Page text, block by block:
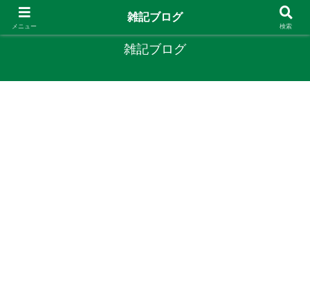
やりたいことがあるなら やってみたら？
雑記ブログ
メニュー
雑記ブログ
検索